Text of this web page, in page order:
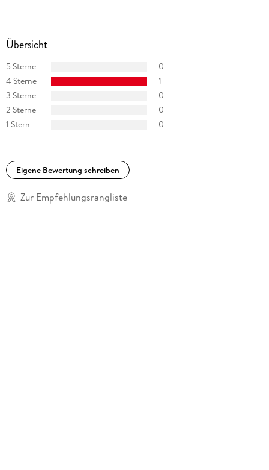
Übersicht
5 Sterne
0
4 Sterne
1
3 Sterne
0
2 Sterne
0
1 Stern
0
Eigene Bewertung schreiben
Zur Empfehlungsrangliste